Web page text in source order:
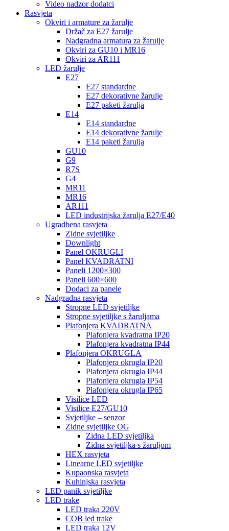
Video nadzor dodatci
Rasvjeta
Okviri i armature za žarulje
Držač za E27 žarulje
Nadgradna armatura za žarulje
Okviri za GU10 i MR16
Okviri za AR111
LED žarulje
E27
E27 standardne
E27 dekorativne žarulje
E27 paketi žarulja
E14
E14 standardne
E14 dekorativne žarulje
E14 paketi žarulja
GU10
G9
R7S
G4
MR11
MR16
AR111
LED industrijska žarulja E27/E40
Ugradbena rasvjeta
Zidne svjetiljke
Downlight
Panel OKRUGLI
Panel KVADRATNI
Paneli 1200×300
Paneli 600×600
Dodaci za panele
Nadgradna rasvjeta
Stropne LED svjetiljke
Stropne svjetiljke s žaruljama
Plafonjera KVADRATNA
Plafonjera kvadratna IP20
Plafonjera kvadratna IP44
Plafonjera OKRUGLA
Plafonjera okrugla IP20
Plafonjera okrugla IP44
Plafonjera okrugla IP54
Plafonjera okrugla IP65
Visilice LED
Visilice E27/GU10
Svjetiljke – senzor
Zidne svjetiljke OG
Zidna LED svjetiljka
Zidna svjetiljka s žaruljom
HEX rasvjeta
Linearne LED svjetiljke
Kupaonska rasvjeta
Kuhinjska rasvjeta
LED panik svjetiljke
LED trake
LED traka 220V
COB led trake
LED traka 12V